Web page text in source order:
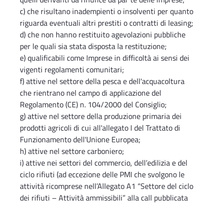
c) che risultano inadempienti o insolventi per quanto
riguarda eventuali altri prestiti o contratti di leasing;
d) che non hanno restituito agevolazioni pubbliche
per le quali sia stata disposta la restituzione;
e) qualificabili come Imprese in difficoltà ai sensi dei
vigenti regolamenti comunitari;
f) attive nel settore della pesca e dell'acquacoltura
che rientrano nel campo di applicazione del
Regolamento (CE) n. 104/2000 del Consiglio;
g) attive nel settore della produzione primaria dei
prodotti agricoli di cui all'allegato I del Trattato di
Funzionamento dell'Unione Europea;
h) attive nel settore carboniero;
i) attive nei settori del commercio, dell’edilizia e del
ciclo rifiuti (ad eccezione delle PMI che svolgono le
attività ricomprese nell’Allegato A1 “Settore del ciclo
dei rifiuti – Attività ammissibili” alla call pubblicata